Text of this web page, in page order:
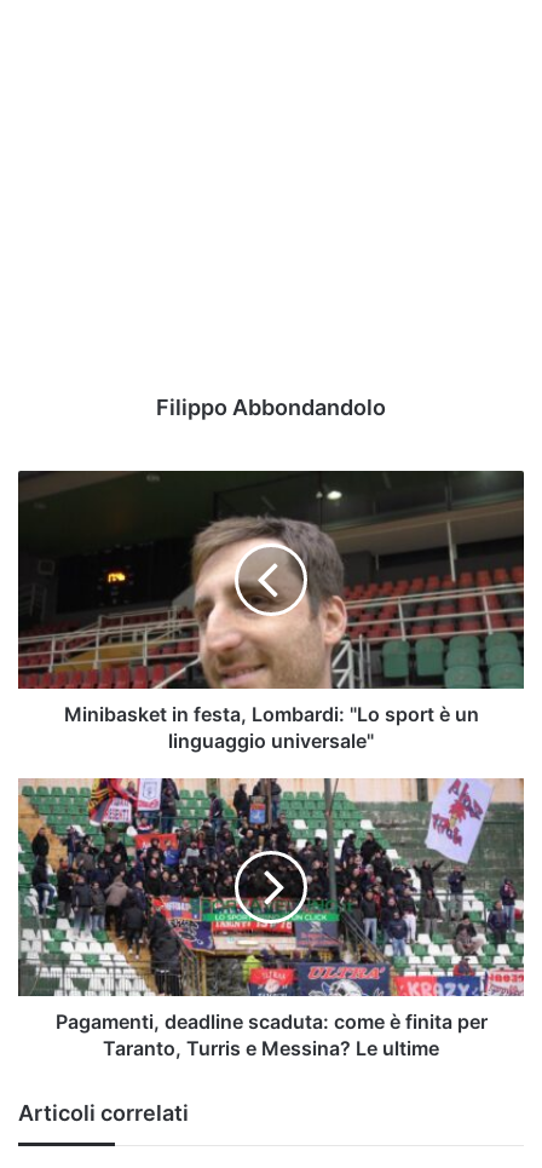
Filippo Abbondandolo
Minibasket
in
è
un
linguaggio
universale"Minibasket in festa, Lombardi: "Lo sport è un
linguaggio universale"
Pagamenti,
deadline
scaduta:
come
è
finita
per
Taranto,
Turris
Pagamenti, deadline scaduta: come è finita per
Taranto, Turris e Messina? Le ultime
Articoli correlati